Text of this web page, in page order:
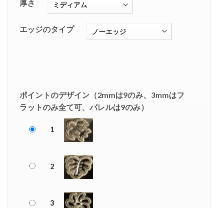
厚さ
エッジのタイプ
ポイントのデザイン（2mmは9のみ、3mmはフ
ラットのみ全て可、バレルは9のみ）
1
2
3